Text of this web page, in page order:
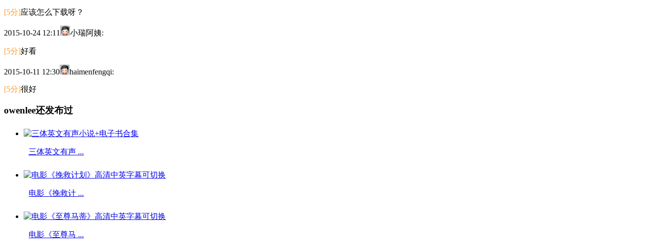
[5分]应该怎么下载呀？
2015-10-24 12:11 小瑞阿姨:
[5分]好看
2015-10-11 12:30 haimenfengqi:
[5分]很好
owenlee还发布过
三体英文有声 ...
电影《挽救计 ...
电影《至尊马 ...